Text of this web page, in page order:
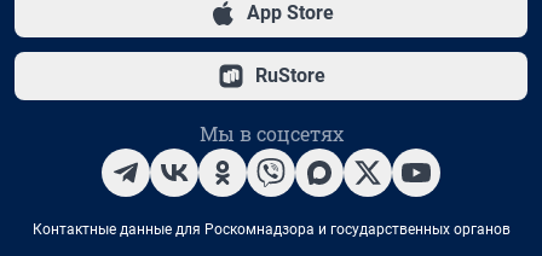
App Store
RuStore
Мы в соцсетях
Контактные данные для Роскомнадзора и государственных органов